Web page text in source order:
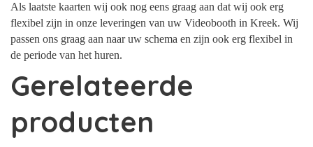
Als laatste kaarten wij ook nog eens graag aan dat wij ook erg
flexibel zijn in onze leveringen van uw Videobooth in Kreek. Wij
passen ons graag aan naar uw schema en zijn ook erg flexibel in
de periode van het huren.
Gerelateerde
producten